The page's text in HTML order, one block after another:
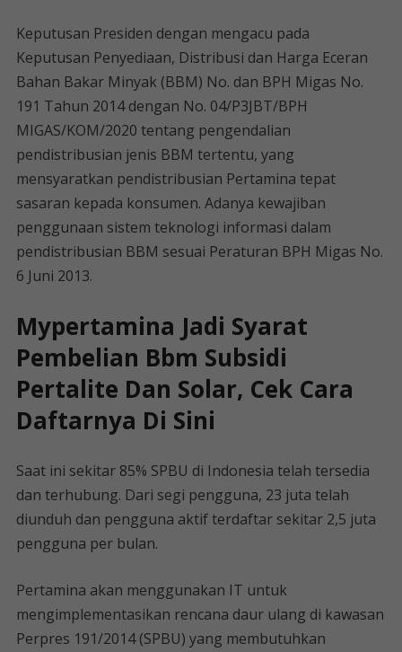
Keputusan Presiden dengan mengacu pada
Keputusan Penyediaan, Distribusi dan Harga Eceran
Bahan Bakar Minyak (BBM) No. dan BPH Migas No.
191 Tahun 2014 dengan No. 04/P3JBT/BPH
MIGAS/KOM/2020 tentang pengendalian
pendistribusian jenis BBM tertentu, yang
mensyaratkan pendistribusian Pertamina tepat
sasaran kepada konsumen. Adanya kewajiban
penggunaan sistem teknologi informasi dalam
pendistribusian BBM sesuai Peraturan BPH Migas No.
6 Juni 2013.
Mypertamina Jadi Syarat
Pembelian Bbm Subsidi
Pertalite Dan Solar, Cek Cara
Daftarnya Di Sini
Saat ini sekitar 85% SPBU di Indonesia telah tersedia
dan terhubung. Dari segi pengguna, 23 juta telah
diunduh dan pengguna aktif terdaftar sekitar 2,5 juta
pengguna per bulan.
Pertamina akan menggunakan IT untuk
mengimplementasikan rencana daur ulang di kawasan
Perpres 191/2014 (SPBU) yang membutuhkan